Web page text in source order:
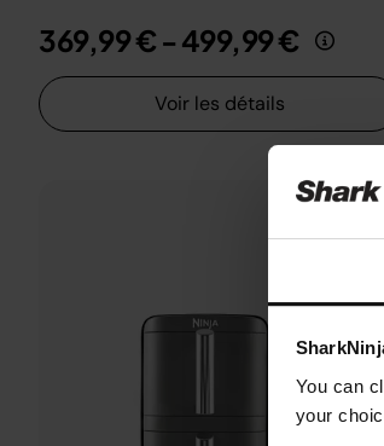
You can
your
369,99 € - 499,99 €
Voir les détails